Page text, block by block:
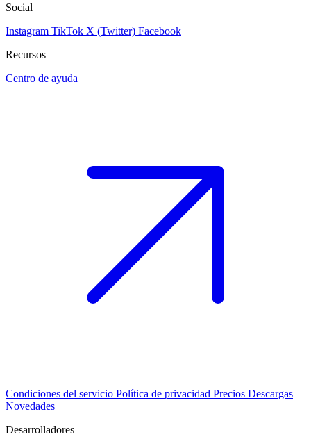
Social
Instagram TikTok X (Twitter) Facebook
Recursos
Centro de ayuda
Condiciones del servicio Política de privacidad Precios Descargas
Novedades
Desarrolladores